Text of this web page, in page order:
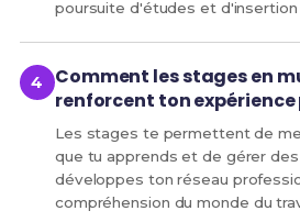
poursuite d'études et d'insertion
Comment les stages en
renforcent ton expérience
Les stages te permettent de
que tu apprends et de gérer
développes ton réseau
compréhension du monde du